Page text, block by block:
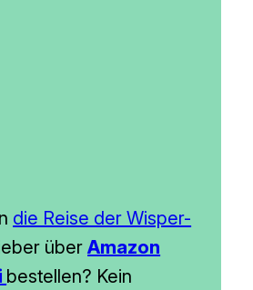
die Reise der Wisper-
überAmazon
bestellen? Kein